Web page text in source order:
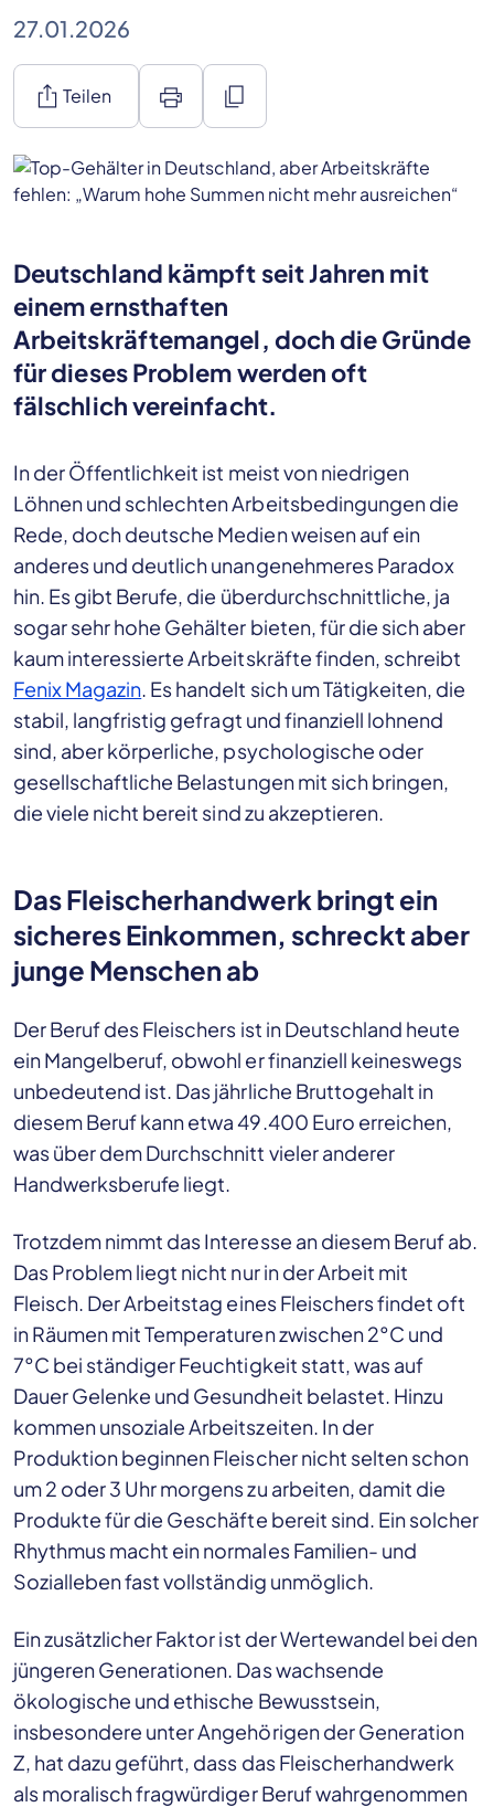
27.01.2026
ios_share Teilen print content_copy
Deutschland kämpft seit Jahren mit
einem ernsthaften
Arbeitskräftemangel, doch die Gründe
für dieses Problem werden oft
fälschlich vereinfacht.
In der Öffentlichkeit ist meist von niedrigen
Löhnen und schlechten Arbeitsbedingungen die
Rede, doch deutsche Medien weisen auf ein
anderes und deutlich unangenehmeres Paradox
hin. Es gibt Berufe, die überdurchschnittliche, ja
sogar sehr hohe Gehälter bieten, für die sich aber
kaum interessierte Arbeitskräfte finden, schreibt
Fenix Magazin. Es handelt sich um Tätigkeiten, die
stabil, langfristig gefragt und finanziell lohnend
sind, aber körperliche, psychologische oder
gesellschaftliche Belastungen mit sich bringen,
die viele nicht bereit sind zu akzeptieren.
Das Fleischerhandwerk bringt ein
sicheres Einkommen, schreckt aber
junge Menschen ab
Der Beruf des Fleischers ist in Deutschland heute
ein Mangelberuf, obwohl er finanziell keineswegs
unbedeutend ist. Das jährliche Bruttogehalt in
diesem Beruf kann etwa 49.400 Euro erreichen,
was über dem Durchschnitt vieler anderer
Handwerksberufe liegt.
Trotzdem nimmt das Interesse an diesem Beruf ab.
Das Problem liegt nicht nur in der Arbeit mit
Fleisch. Der Arbeitstag eines Fleischers findet oft
in Räumen mit Temperaturen zwischen 2°C und
7°C bei ständiger Feuchtigkeit statt, was auf
Dauer Gelenke und Gesundheit belastet. Hinzu
kommen unsoziale Arbeitszeiten. In der
Produktion beginnen Fleischer nicht selten schon
um 2 oder 3 Uhr morgens zu arbeiten, damit die
Produkte für die Geschäfte bereit sind. Ein solcher
Rhythmus macht ein normales Familien- und
Sozialleben fast vollständig unmöglich.
Ein zusätzlicher Faktor ist der Wertewandel bei den
jüngeren Generationen. Das wachsende
ökologische und ethische Bewusstsein,
insbesondere unter Angehörigen der Generation
Z, hat dazu geführt, dass das Fleischerhandwerk
als moralisch fragwürdiger Beruf wahrgenommen